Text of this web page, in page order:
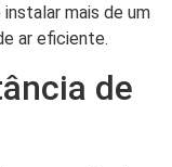
mais de um
ar eficiente.
de